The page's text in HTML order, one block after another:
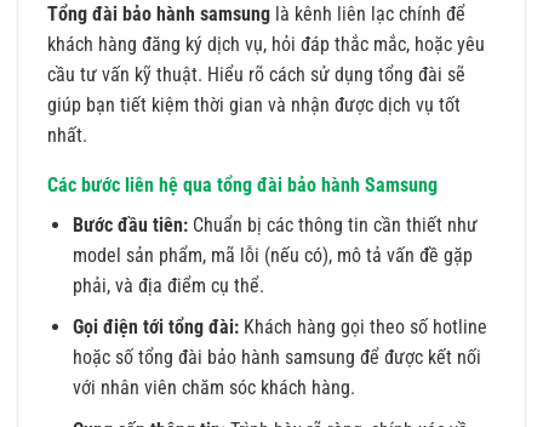
Tổng đài bảo hành samsung là kênh liên lạc chính để
khách hàng đăng ký dịch vụ, hỏi đáp thắc mắc, hoặc yêu
cầu tư vấn kỹ thuật. Hiểu rõ cách sử dụng tổng đài sẽ
giúp bạn tiết kiệm thời gian và nhận được dịch vụ tốt
nhất.
Các bước liên hệ qua tổng đài bảo hành Samsung
Bước đầu tiên:Chuẩn bị các thông tin cần thiết như
model sản phẩm, mã lỗi (nếu có), mô tả vấn đề gặp
phải, và địa điểm cụ thể.
Gọi điện tới tổng đài:Khách hàng gọi theo số hotline
hoặc số tổng đài bảo hành samsung để được kết nối
với nhân viên chăm sóc khách hàng.